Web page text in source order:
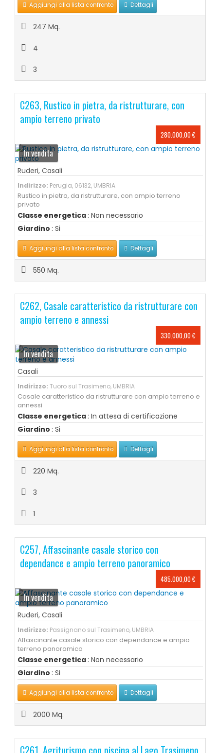
Aggiungi alla lista confronto Dettagli
247 Mq.
4
3
C263, Rustico in pietra, da ristrutturare, con
ampio terreno privato
280.000,00 €
In vendita
Ruderi, Casali
Indirizzo: Perugia, 06132, UMBRIA
Rustico in pietra, da ristrutturare, con ampio terreno
privato
Classe energetica : Non necessario
Giardino : Si
Aggiungi alla lista confronto Dettagli
550 Mq.
C262, Casale caratteristico da ristrutturare con
ampio terreno e annessi
330.000,00 €
In vendita
Casali
Indirizzo: Tuoro sul Trasimeno, UMBRIA
Casale caratteristico da ristrutturare con ampio terreno e
annessi
Classe energetica : In attesa di certificazione
Giardino : Si
Aggiungi alla lista confronto Dettagli
220 Mq.
3
1
C257, Affascinante casale storico con
dependance e ampio terreno panoramico
485.000,00 €
In vendita
Ruderi, Casali
Indirizzo: Passignano sul Trasimeno, UMBRIA
Affascinante casale storico con dependance e ampio
terreno panoramico
Classe energetica : Non necessario
Giardino : Si
Aggiungi alla lista confronto Dettagli
2000 Mq.
C261, Agriturismo con piscina al Lago Trasimeno